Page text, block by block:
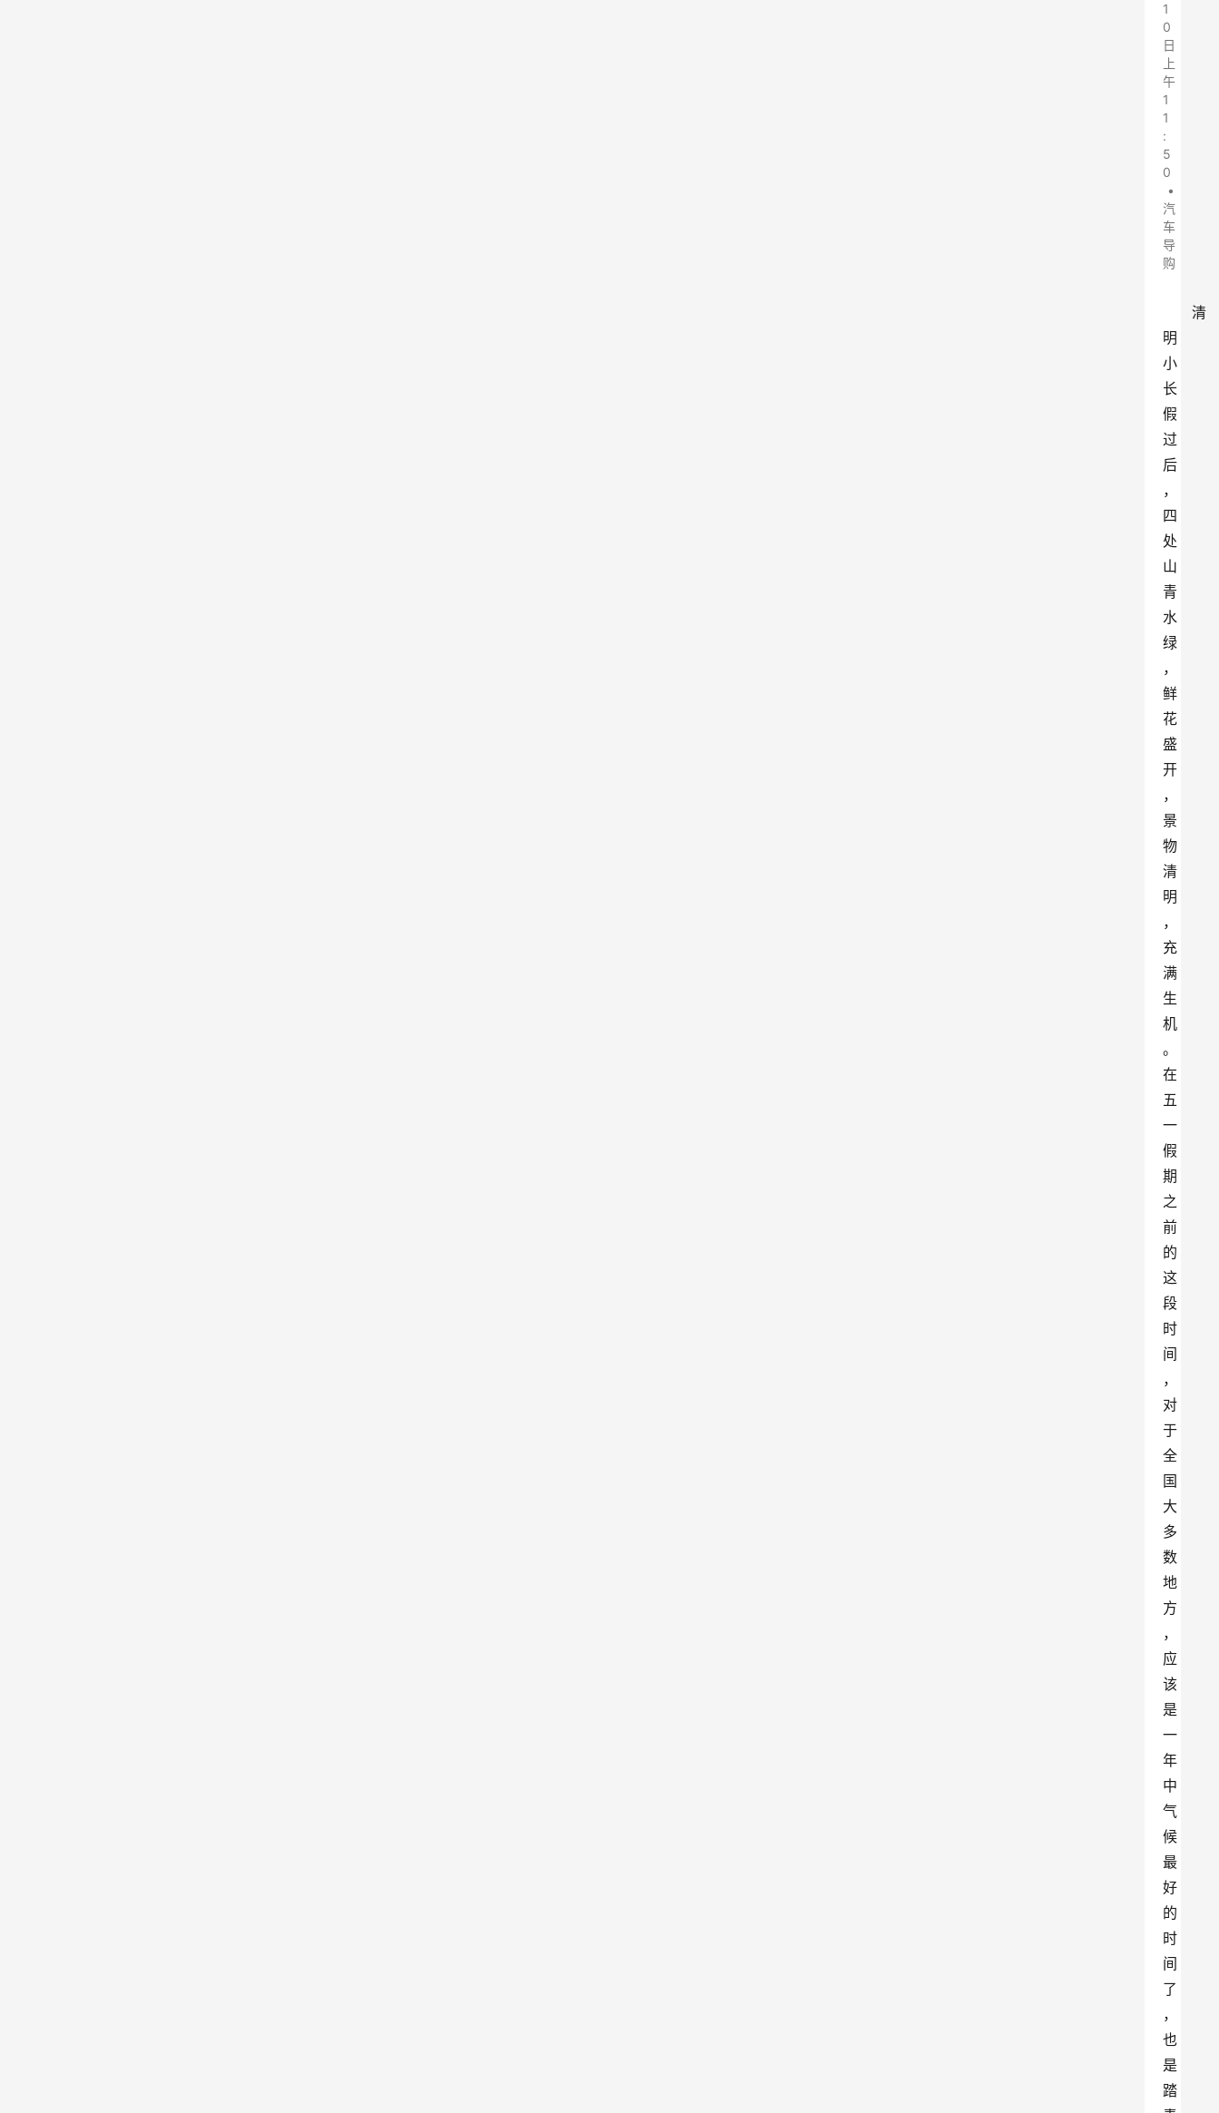
1
0
日
上
午
1
1
:
5
0
•
汽
车
导
购
清
明
小
长
假
过
后
，
四
处
山
青
水
绿
，
鲜
花
盛
开
，
景
物
清
明
，
充
满
生
机
。
在
五
一
假
期
之
前
的
这
段
时
间
，
对
于
全
国
大
多
数
地
方
，
应
该
是
一
年
中
气
候
最
好
的
时
间
了
，
也
是
踏